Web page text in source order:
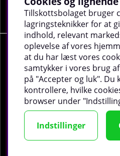
©2026
Tillskottsbolaget bruger
lagringsteknikker for at
indhold, relevant
oplevelse af vores
at du har læst vores
samtykker i vores brug
på "Accepter og luk". Du
kontrollere, hvilke
browser under
Indstillinger